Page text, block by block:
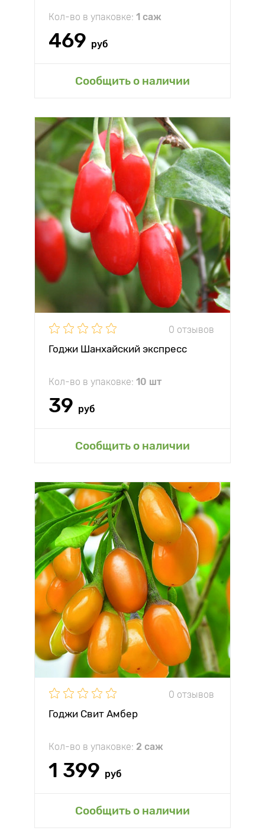
Кол-во в упаковке: 1 саж
469 руб
Сообщить о наличии
0 отзывов
Годжи Шанхайский экспресс
Кол-во в упаковке: 10 шт
39 руб
Сообщить о наличии
0 отзывов
Годжи Свит Амбер
Кол-во в упаковке: 2 саж
1 399 руб
Сообщить о наличии